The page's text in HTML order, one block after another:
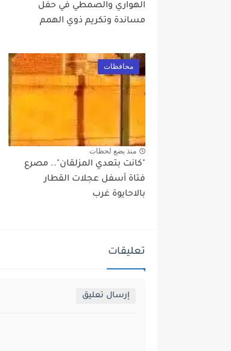
الهواري والصمطي في حفل
مساندة وتكريم ذوي الهمم
محافظات
منذ بضع لحظات
"كانت بتعدي المزلقان".. مصرع
فتاة أسفل عجلات القطار
بالاحايوة غرب
تعليقات
إرسال تعليق